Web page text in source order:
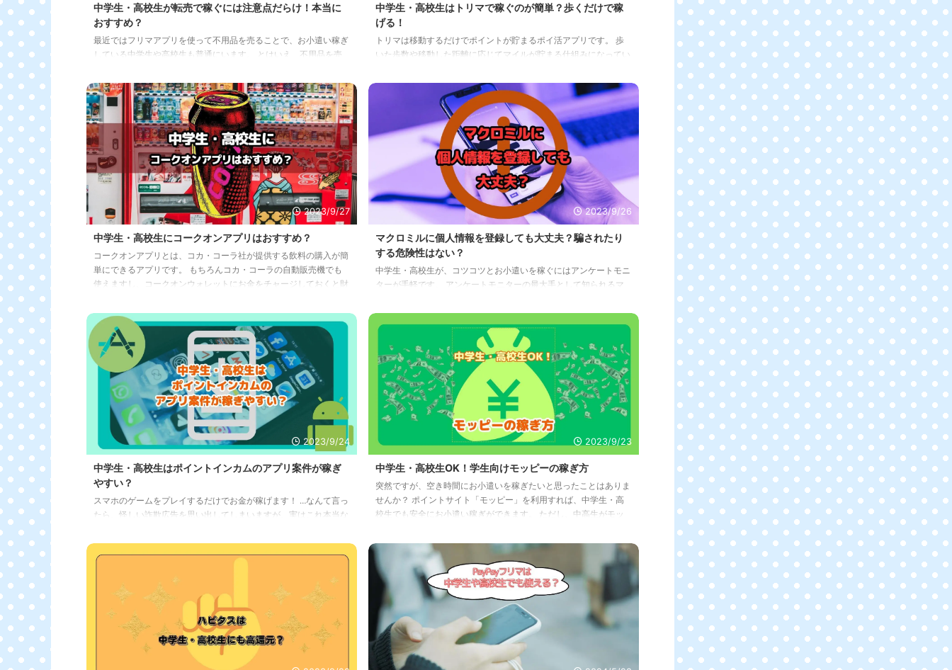
中学生・高校生が転売で稼ぐには注意点だらけ！本当に
おすすめ？
最近ではフリマアプリを使って不用品を売ることで、お小遣い稼ぎ
している中学生や高校生も普通にいます。 とはいえ、不用品を売
なる問題が出てくるものです。 そこで、売るために商品を仕入れ
てフリマアプリで販売するという転売に行き着く中学生・高校生も
結構いらっしゃるのではないでしょうか？ もしくは身近な友だち
が転売で利益を得ているケースも、決して珍しくはありません。
ネット上でも転売で稼いでいる人が簡単に見つかります。 そんな
状況を見て、自分も転売をやって ...
中学生・高校生はトリマで稼ぐのが簡単？歩くだけで稼
げる！
トリマは移動するだけでポイントが貯まるポイ活アプリです。 歩
いた歩数や移動した距離に応じてマイルが貯まる仕組みになってい
電子マネー、商品券などに交換できます。 アプリのダウンロード
数は1400万を突破して、テレビや雑誌などのメディアにも度々取り
上げられる人気ぶりです。 ひるおび ラヴィット Nスタ スッキリ ヒ
ルナンデス WBS めざましテレビ めざまし８ 内村カレンの超社会科
見学 土曜はナニする 大阪ほんわかテレビ みんテレ 歩くだけでな
2023/9/27
中学生・高校生にコークオンアプリはおすすめ？
コークオンアプリとは、コカ・コーラ社が提供する飲料の購入が簡
単にできるアプリです。 もちろんコカ・コーラの自動販売機でも
使えますし、コークオンウォレットにお金をチャージしておくと財
クオンアプリは中学生や高校生におすすめです。 中高生にもなれ
ば、自動販売機でジュースを買う機会もあるでしょう。 なぜ中高
生にコークオンアプリをおすすめするかというと、毎日歩くだけで
ドリンク1本無料でもらえるチャンスがあるからです。 中高生であ
れば、登下校中や遊びに出かけ ...
2023/9/26
マクロミルに個人情報を登録しても大丈夫？騙されたり
する危険性はない？
中学生・高校生が、コツコツとお小遣いを稼ぐにはアンケートモニ
ターが手軽です。 アンケートモニターの最大手として知られるマ
からぬウワサが飛び交っているみたいですね。 とくに未成年者で
もある中学生・高校生は、マクロミルの悪い評判を見てしまったら
「マクロミルに登録する時、個人情報を登録しても大丈夫かな？」
と不安を抱くのも、ある意味仕方ないかも知れません。 しかし、
実際のところはどうなんでしょうか？ この記事では、本当にマク
ロミルは危険なのかについてお届 ...
2023/9/24
中学生・高校生はポイントインカムのアプリ案件が稼ぎ
やすい？
スマホのゲームをプレイするだけでお金が稼げます！ …なんて言っ
たら、怪しい詐欺広告を思い出してしまいますが、実はこれ本当な
でしょう。 ポイントインカムは、アプリをインストールしたり、
ゲームをプレイしたりするとポイントがもらえます。 ポイントが
時間が長かったり、ゲームが好きな中高生は、ポイントインカムを
使ってお小遣い稼ぎができて便利です。 ただし、いくつか注意す
ることもあります。 ぜひこの ...
2023/9/23
中学生・高校生OK！学生向けモッピーの稼ぎ方
突然ですが、空き時間にお小遣いを稼ぎたいと思ったことはありま
せんか？ ポイントサイト「モッピー」を利用すれば、中学生・高
校生でも安全にお小遣い稼ぎができます。 ただし、中高生がモッ
ッピーの年齢制限や安全性、中高生のためのモッピー攻略方法やポ
イント交換方法を紹介します。 さらに、高校卒業後にもっと稼げ
る方法も紹介します。 ぜひ最後まで読んで、お小遣い稼ぎの参考
にしてみてください。 モッピーは未成年者でも利用できる？(年齢
制限) モッピーの利用には、 ...